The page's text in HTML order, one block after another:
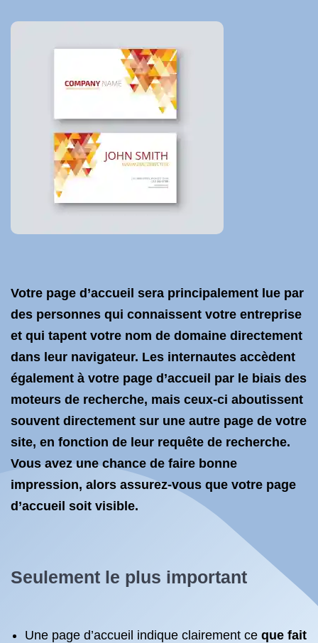
Votre page d’accueil sera principalement lue par
des personnes qui connaissent votre entreprise
et qui tapent votre nom de domaine directement
dans leur navigateur. Les internautes accèdent
également à votre page d’accueil par le biais des
moteurs de recherche, mais ceux-ci aboutissent
souvent directement sur une autre page de votre
site, en fonction de leur requête de recherche.
Vous avez une chance de faire bonne
impression, alors assurez-vous que votre page
d’accueil soit visible.
Seulement le plus important
Une page d’accueil indique clairement ce que fait